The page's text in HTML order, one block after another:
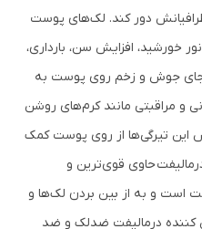
دور کند. لک‌های پوست
خورشید، افزایش سن، بارداری،
جای جوش و زخم روی پوست به
و مراقبتی مانند کرم‌های روشن
این تیرگی‌ها از روی پوست کمک
حاوی قوی‌ترین و
است و به از بین بردن لک‌ها و
کننده درمالیفت ضدلک و ضد